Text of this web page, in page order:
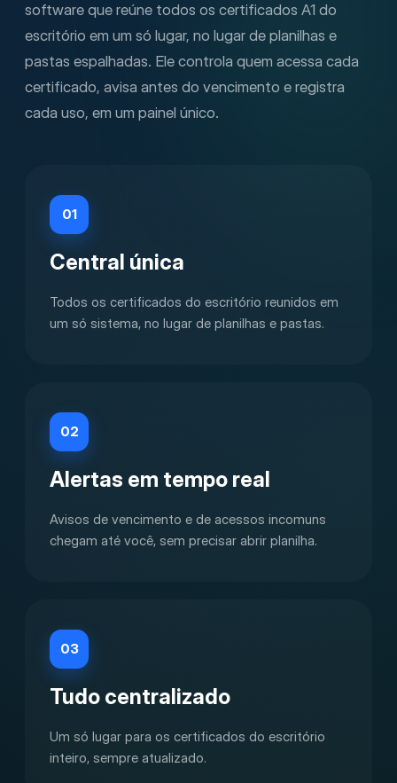
software que reúne todos os certificados A1 do
escritório em um só lugar, no lugar de planilhas e
pastas espalhadas. Ele controla quem acessa cada
certificado, avisa antes do vencimento e registra
cada uso, em um painel único.
01
Central única
Todos os certificados do escritório reunidos em
um só sistema, no lugar de planilhas e pastas.
02
Alertas em tempo real
Avisos de vencimento e de acessos incomuns
chegam até você, sem precisar abrir planilha.
03
Tudo centralizado
Um só lugar para os certificados do escritório
inteiro, sempre atualizado.